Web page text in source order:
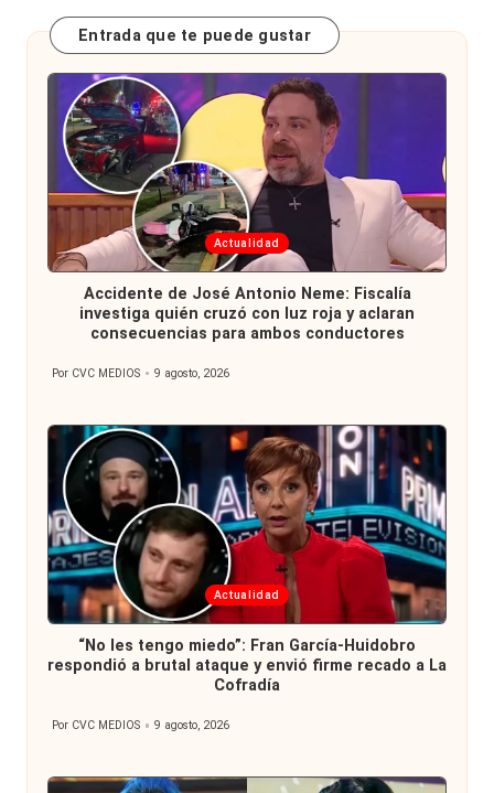
Entrada que te puede gustar
Publicada
en
Actualidad
Accidente de José Antonio Neme: Fiscalía
investiga quién cruzó con luz roja y aclaran
consecuencias para ambos conductores
Publicado
Por CVC MEDIOS 9 agosto, 2026
Publicada
en
Actualidad
“No les tengo miedo”: Fran García-Huidobro
respondió a brutal ataque y envió firme recado a La
Cofradía
Publicado
Por CVC MEDIOS 9 agosto, 2026